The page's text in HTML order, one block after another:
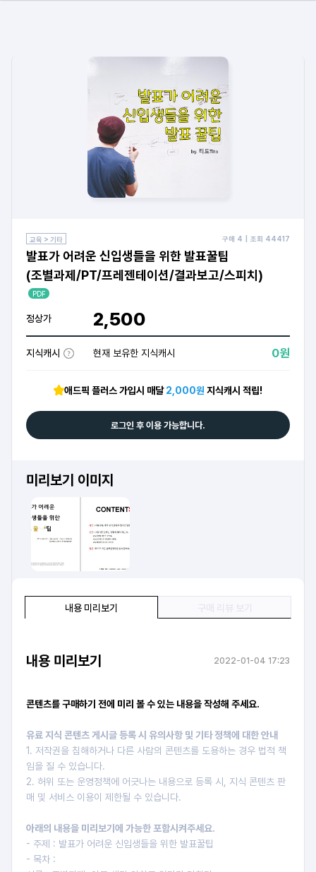
교육 > 기타 구매 4 | 조회 44417
발표가 어려운 신입생들을 위한 발표꿀팁
(조별과제/PT/프레젠테이션/결과보고/스피치)
PDF
정상가 2,500
지식캐시 현재 보유한 지식캐시 0원
애드픽 플러스 가입시 매달2,000원 지식캐시 적립!
로그인 후 이용 가능합니다.
내용 미리보기
내용 미리보기 2022-01-04 17:23
콘텐츠를 구매하기 전에 미리 볼 수 있는 내용을 작성해 주세요.
유료 지식 콘텐츠 게시글 등록 시 유의사항 및 기타 정책에 대한 안내
1. 저작권을 침해하거나 다른 사람의 콘텐츠를 도용하는 경우 법적 책
임을 질 수 있습니다.
2. 허위 또는 운영정책에 어긋나는 내용으로 등록 시, 지식 콘텐츠 판
매 및 서비스 이용이 제한될 수 있습니다.
아래의 내용을 미리보기에 가능한 포함시켜주세요.
- 주제 : 발표가 어려운 신입생들을 위한 발표꿀팁
- 목차 :
미리보기 이미지